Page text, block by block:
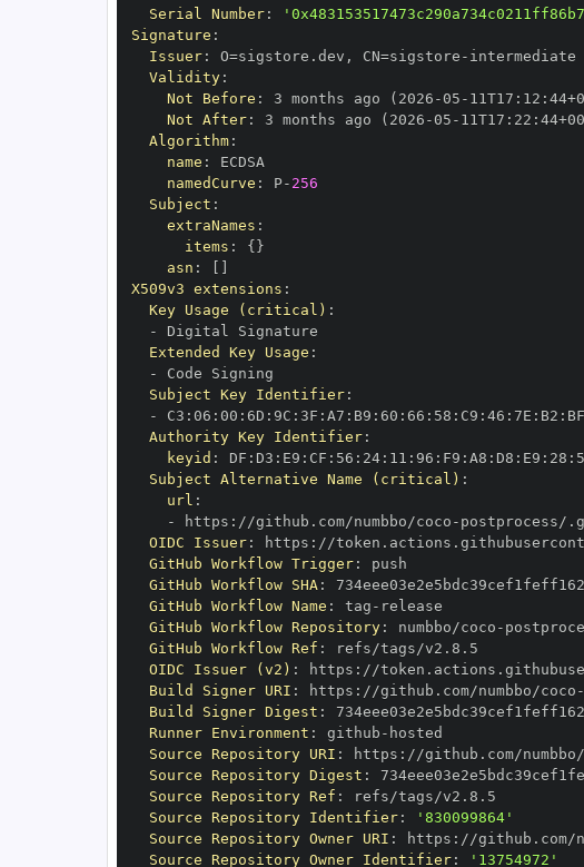
Serial Number:
Signature :
Issuer: O=sigstore.dev , CN=sigstore -
Validity:
Not Before : 3 months ago (2026 -05 - 11T17 : 12 :
Not After: 3 months ago (2026 -05 - 11T17 : 22 : 44+00
Algorithm:
name :
namedCurve : P- 256
Subject :
extraNames :
items : { }
asn :
X509v3 extensions :
Key Usage (critical) :
-
Extended Key Usage :
-
Subject Key Identifier:
-
C3 : 06 : 00 : 6D : 9C : 3F : A7 : B9 : 60 : 66 : 58 : C9 : 46 : 7E : B2 : BF
Authority Key Identifier:
keyid : DF : D3 : E9 : CF : 56 : 24: 11 : 96 : F9 : A8 : D8 : E9 : 28 :
Subject Alternative Name (critical) :
url :
-
https : //github.com/numbbo/coco -
OIDC Issuer: https :
GitHub Workflow Trigger:
GitHub Workflow SHA:
GitHub Workflow Name : tag -
GitHub Workflow Repository: numbbo/coco -
GitHub Workflow Ref :
OIDC Issuer (v2) : https :
Build Signer URI : https : //github.com/numbbo/coco -
Build Signer Digest :
Runner Environment : github -
Source Repository URI : https : //github.com/
Source Repository Digest :
Source Repository Ref :
Source Repository Identifier:
'830099864'
Source Repository Owner URI : https :
Source Repository Owner Identifier: '13754972'